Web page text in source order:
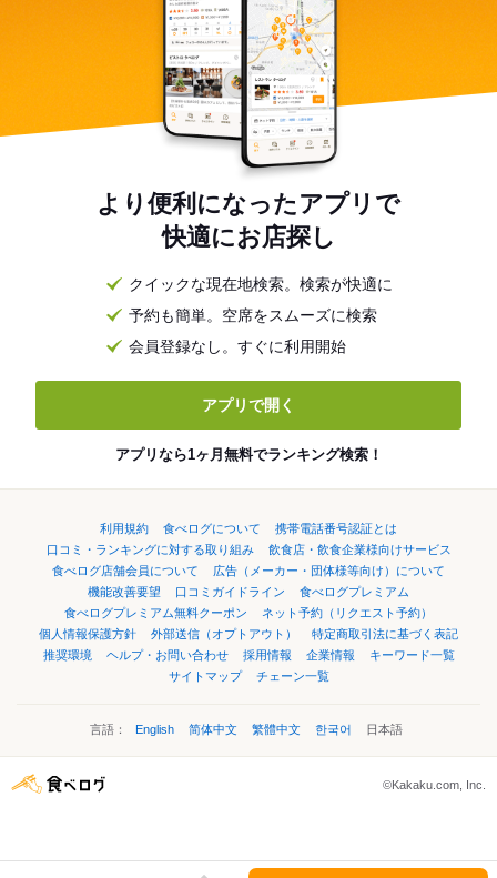
より便利になったアプリで
快適にお店探し
クイックな現在地検索。検索が快適に
予約も簡単。空席をスムーズに検索
会員登録なし。すぐに利用開始
アプリで開く
アプリなら1ヶ月無料でランキング検索！
利用規約 食べログについて
携帯電話番号認証とは
口コミ・ランキングに対する取り組み
飲食店・飲食企業様向けサービス
食べログ店舗会員について
広告（メーカー・団体様等向け）について
機能改善要望
口コミガイドライン
食べログプレミアム
食べログプレミアム無料クーポン
ネット予約（リクエスト予約）
個人情報保護方針
外部送信（オプトアウト）
特定商取引法に基づく表記
推奨環境
ヘルプ・お問い合わせ 採用情報 企業情報
キーワード一覧
サイトマップ
チェーン一覧
言語： English 简体中文 繁體中文 한국어 日本語
©Kakaku.com, Inc.